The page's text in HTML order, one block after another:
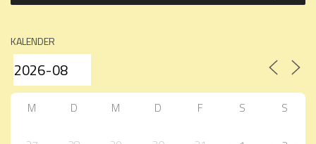
KALENDER
M D M D F S S